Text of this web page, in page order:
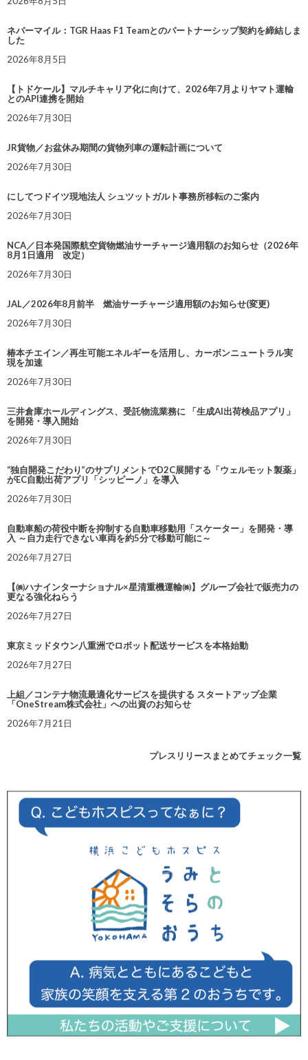
ネバーマイル：TGR Haas F1 Teamとのパートナーシップ契約を締結しま
した
2026年8月5日
【トドケール】マルチキャリア化に向けて、2026年7月よりヤマト運輸
とのAPI連携を開始
2026年7月30日
JR貨物／お盆休み期間の貨物列車の運転計画について
2026年7月30日
にしてつドイツ現地法人 シュツットガルト事務所移転のご案内
2026年7月30日
NCA／日本発国際航空貨物燃油サーチャージ適用額のお知らせ（2026年
8月1日適用 改定）
2026年7月30日
JAL／2026年8月前半 燃油サーチャージ適用額のお知らせ(変更)
2026年7月30日
椿本チエイン／再生可能エネルギーを活用し、カーボンニュートラル実
現を加速
2026年7月30日
三井倉庫ホールディングス、受託物流業務に 「生成AI出荷検品アプリ」
を開発・導入開始
2026年7月30日
“独自開発こだわり”のサプリメントでD2C展開する「ウェルモット製薬」
がEC自動出荷アプリ「シッピーノ」を導入
2026年7月30日
自動車船の荷役中断を抑制する自動車移動用「スケーター」を開発・導
入 ～自力走行できない車両を約5分で移動可能に～
2026年7月27日
【㈱ハナインターナショナル×星清重機運輸㈱】グループ会社で販売力の
更なる強化ねらう
2026年7月27日
東京ミッドタウン八重洲でロボット配送サービスを本格始動
2026年7月27日
上組／コンテナ物流最適化サービスを提供する スタートアップ企業
「OneStream株式会社」への出資のお知らせ
2026年7月21日
プレスリリースまとめてチェック一覧